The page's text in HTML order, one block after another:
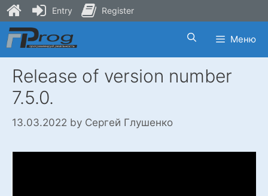
Skip
to
content
Меню
Release of version number
7.5.0.
13.03.2022 by Сергей Глушенко
Entry Register